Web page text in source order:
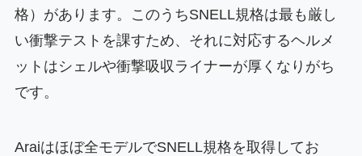
格）があります。このうちSNELL規格は最も厳し
い衝撃テストを課すため、それに対応するヘルメ
ットはシェルや衝撃吸収ライナーが厚くなりがち
です。
Araiはほぼ全モデルでSNELL規格を取得してお